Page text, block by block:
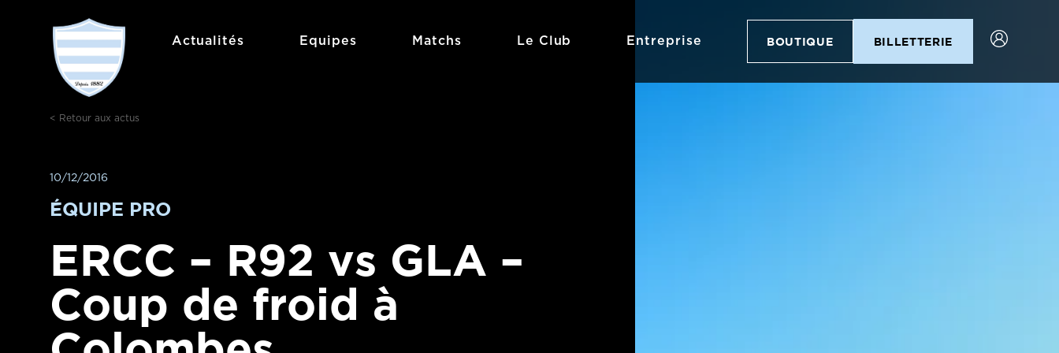
Actualités Equipes Matchs Le Club Entreprise BOUTIQUE BILLETTERIE
< Retour aux actus
10/12/2016
ÉQUIPE PRO
ERCC – R92 vs GLA –
Coup de froid à